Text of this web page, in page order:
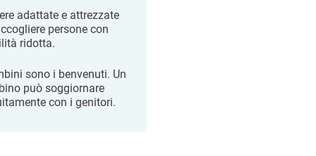
adattate e attrezzate
persone con
ridotta.
sono i benvenuti. Un
può soggiornare
con i genitori.